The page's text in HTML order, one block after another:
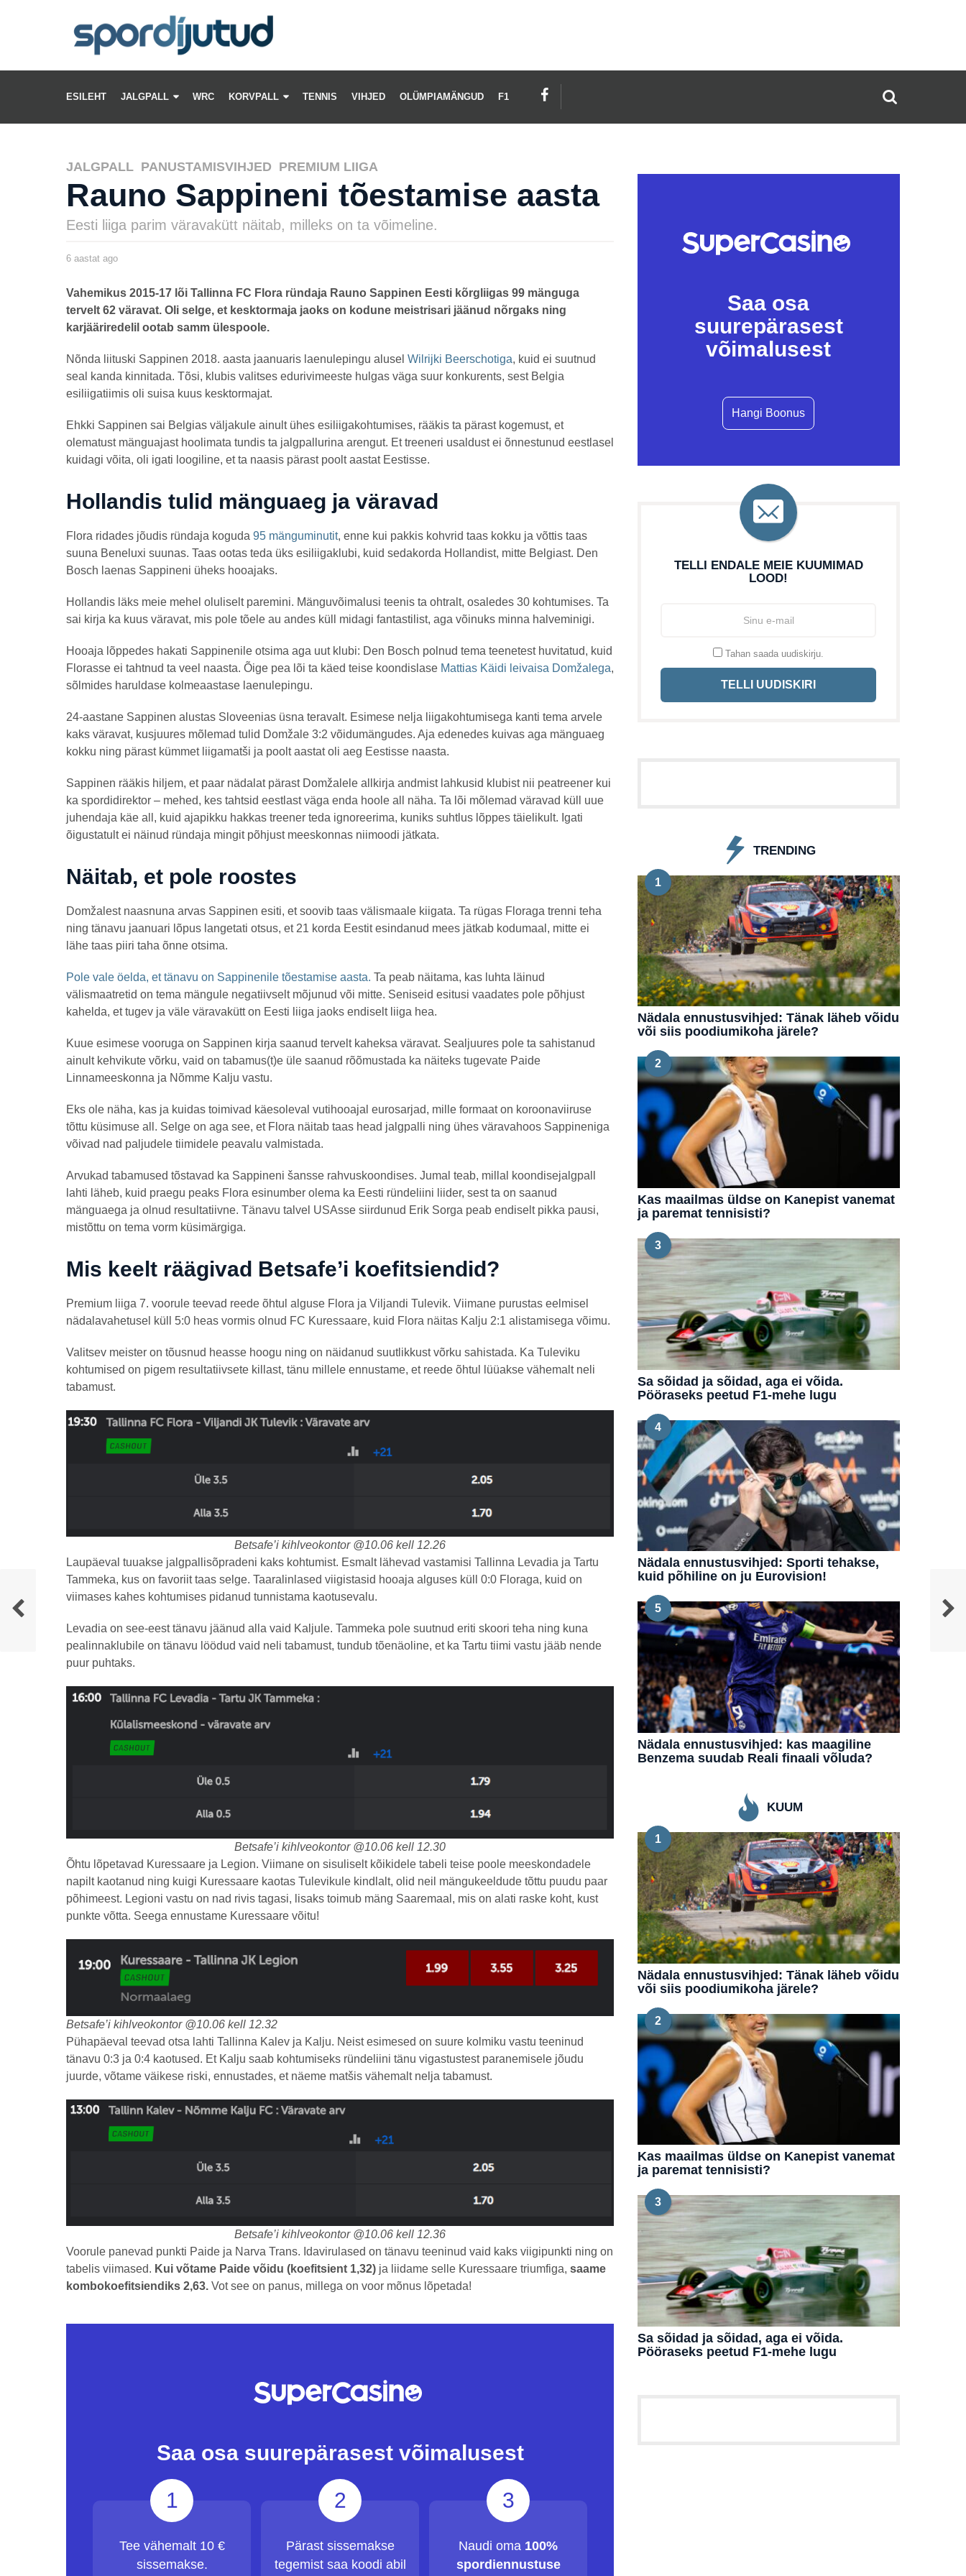
ESILEHT JALGPALL WRC KORVPALL TENNIS VIHJED OLÜMPIAMÄNGUD F1
JALGPALL ,PANUSTAMISVIHJED ,PREMIUM LIIGA
Rauno Sappineni tõestamise aasta
Eesti liiga parim väravakütt näitab, milleks on ta võimeline.
by
henryl
6 aastat ago
s
t
a
a
Vahemikus 2015-17 lõi Tallinna FC Flora ründaja Rauno Sappinen Eesti kõrgliigas 99 mänguga
tervelt 62 väravat. Oli selge, et kesktormaja jaoks on kodune meistrisari jäänud nõrgaks ning
karjääriredelil ootab samm ülespoole.
Nõnda liituski Sappinen 2018. aasta jaanuaris laenulepingu alusel Wilrijki Beerschotiga, kuid ei suutnud
seal kanda kinnitada. Tõsi, klubis valitses edurivimeeste hulgas väga suur konkurents, sest Belgia
esiliigatiimis oli suisa kuus kesktormajat.
Ehkki Sappinen sai Belgias väljakule ainult ühes esiliigakohtumises, rääkis ta pärast kogemust, et
olematust mänguajast hoolimata tundis ta jalgpallurina arengut. Et treeneri usaldust ei õnnestunud eestlasel
kuidagi võita, oli igati loogiline, et ta naasis pärast poolt aastat Eestisse.
Hollandis tulid mänguaeg ja väravad
Flora ridades jõudis ründaja koguda 95 mänguminutit, enne kui pakkis kohvrid taas kokku ja võttis taas
suuna Beneluxi suunas. Taas ootas teda üks esiliigaklubi, kuid sedakorda Hollandist, mitte Belgiast. Den
Bosch laenas Sappineni üheks hooajaks.
Hollandis läks meie mehel oluliselt paremini. Mänguvõimalusi teenis ta ohtralt, osaledes 30 kohtumises. Ta
sai kirja ka kuus väravat, mis pole tõele au andes küll midagi fantastilist, aga võinuks minna halveminigi.
Hooaja lõppedes hakati Sappinenile otsima aga uut klubi: Den Bosch polnud tema teenetest huvitatud, kuid
Florasse ei tahtnud ta veel naasta. Õige pea lõi ta käed teise koondislase Mattias Käidi leivaisa Domžalega,
sõlmides haruldase kolmeaastase laenulepingu.
24-aastane Sappinen alustas Sloveenias üsna teravalt. Esimese nelja liigakohtumisega kanti tema arvele
kaks väravat, kusjuures mõlemad tulid Domžale 3:2 võidumängudes. Aja edenedes kuivas aga mänguaeg
kokku ning pärast kümmet liigamatši ja poolt aastat oli aeg Eestisse naasta.
Sappinen rääkis hiljem, et paar nädalat pärast Domžalele allkirja andmist lahkusid klubist nii peatreener kui
ka spordidirektor – mehed, kes tahtsid eestlast väga enda hoole all näha. Ta lõi mõlemad väravad küll uue
juhendaja käe all, kuid ajapikku hakkas treener teda ignoreerima, kuniks suhtlus lõppes täielikult. Igati
õigustatult ei näinud ründaja mingit põhjust meeskonnas niimoodi jätkata.
Näitab, et pole roostes
Domžalest naasnuna arvas Sappinen esiti, et soovib taas välismaale kiigata. Ta rügas Floraga trenni teha
ning tänavu jaanuari lõpus langetati otsus, et 21 korda Eestit esindanud mees jätkab kodumaal, mitte ei
lähe taas piiri taha õnne otsima.
Pole vale öelda, et tänavu on Sappinenile tõestamise aasta. Ta peab näitama, kas luhta läinud
välismaatretid on tema mängule negatiivselt mõjunud või mitte. Seniseid esitusi vaadates pole põhjust
kahelda, et tugev ja väle väravakütt on Eesti liiga jaoks endiselt liiga hea.
Kuue esimese vooruga on Sappinen kirja saanud tervelt kaheksa väravat. Sealjuures pole ta sahistanud
ainult kehvikute võrku, vaid on tabamus(t)e üle saanud rõõmustada ka näiteks tugevate Paide
Linnameeskonna ja Nõmme Kalju vastu.
Eks ole näha, kas ja kuidas toimivad käesoleval vutihooajal eurosarjad, mille formaat on koroonaviiruse
tõttu küsimuse all. Selge on aga see, et Flora näitab taas head jalgpalli ning ühes väravahoos Sappineniga
võivad nad paljudele tiimidele peavalu valmistada.
Arvukad tabamused tõstavad ka Sappineni šansse rahvuskoondises. Jumal teab, millal koondisejalgpall
lahti läheb, kuid praegu peaks Flora esinumber olema ka Eesti ründeliini liider, sest ta on saanud
mänguaega ja olnud resultatiivne. Tänavu talvel USAsse siirdunud Erik Sorga peab endiselt pikka pausi,
mistõttu on tema vorm küsimärgiga.
Mis keelt räägivad Betsafe’i koefitsiendid?
Premium liiga 7. voorule teevad reede õhtul alguse Flora ja Viljandi Tulevik. Viimane purustas eelmisel
nädalavahetusel küll 5:0 heas vormis olnud FC Kuressaare, kuid Flora näitas Kalju 2:1 alistamisega võimu.
Valitsev meister on tõusnud heasse hoogu ning on näidanud suutlikkust võrku sahistada. Ka Tuleviku
kohtumised on pigem resultatiivsete killast, tänu millele ennustame, et reede õhtul lüüakse vähemalt neli
tabamust.
Betsafe’i kihlveokontor @10.06 kell 12.26
Laupäeval tuuakse jalgpallisõpradeni kaks kohtumist. Esmalt lähevad vastamisi Tallinna Levadia ja Tartu
Tammeka, kus on favoriit taas selge. Taaralinlased viigistasid hooaja alguses küll 0:0 Floraga, kuid on
viimases kahes kohtumises pidanud tunnistama kaotusevalu.
Levadia on see-eest tänavu jäänud alla vaid Kaljule. Tammeka pole suutnud eriti skoori teha ning kuna
pealinnaklubile on tänavu löödud vaid neli tabamust, tundub tõenäoline, et ka Tartu tiimi vastu jääb nende
puur puhtaks.
Betsafe’i kihlveokontor @10.06 kell 12.30
Õhtu lõpetavad Kuressaare ja Legion. Viimane on sisuliselt kõikidele tabeli teise poole meeskondadele
napilt kaotanud ning kuigi Kuressaare kaotas Tulevikule kindlalt, olid neil mängukeeldude tõttu puudu paar
põhimeest. Legioni vastu on nad rivis tagasi, lisaks toimub mäng Saaremaal, mis on alati raske koht, kust
punkte võtta. Seega ennustame Kuressaare võitu!
Betsafe’i kihlveokontor @10.06 kell 12.32
Pühapäeval teevad otsa lahti Tallinna Kalev ja Kalju. Neist esimesed on suure kolmiku vastu teeninud
tänavu 0:3 ja 0:4 kaotused. Et Kalju saab kohtumiseks ründeliini tänu vigastustest paranemisele jõudu
juurde, võtame väikese riski, ennustades, et näeme matšis vähemalt nelja tabamust.
Betsafe’i kihlveokontor @10.06 kell 12.36
Voorule panevad punkti Paide ja Narva Trans. Idavirulased on tänavu teeninud vaid kaks viigipunkti ning on
tabelis viimased. Kui võtame Paide võidu (koefitsient 1,32) ja liidame selle Kuressaare triumfiga, saame
kombokoefitsiendiks 2,63. Vot see on panus, millega on voor mõnus lõpetada!
Saa osa suurepärasest võimalusest
1
Tee vähemalt 10 €
sissemakse.
2
Pärast sissemakse
tegemist saa koodi abil
3
Naudi oma 100%
spordiennustuse
Saa osa
suurepärasest
võimalusest
Hangi Boonus
TELLI ENDALE MEIE KUUMIMAD
LOOD!
Tahan saada uudiskirju.
TELLI UUDISKIRI
TRENDING
1
Nädala ennustusvihjed: Tänak läheb võidu
või siis poodiumikoha järele?
2
Kas maailmas üldse on Kanepist vanemat
ja paremat tennisisti?
3
Sa sõidad ja sõidad, aga ei võida.
Pööraseks peetud F1-mehe lugu
4
Nädala ennustusvihjed: Sporti tehakse,
kuid põhiline on ju Eurovision!
5
Nädala ennustusvihjed: kas maagiline
Benzema suudab Reali finaali võluda?
KUUM
1
Nädala ennustusvihjed: Tänak läheb võidu
või siis poodiumikoha järele?
2
Kas maailmas üldse on Kanepist vanemat
ja paremat tennisisti?
3
Sa sõidad ja sõidad, aga ei võida.
Pööraseks peetud F1-mehe lugu